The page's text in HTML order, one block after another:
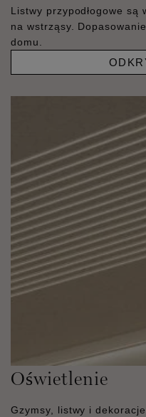
Listwy przypodłogowe są
na wstrząsy.
domu.
Oświetlenie
Gzymsy, listwy i